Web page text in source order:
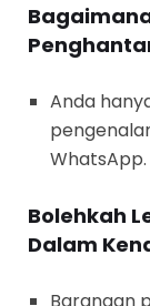
Anda
WhatsApp.
Bolehkah
Dalam
Barangan